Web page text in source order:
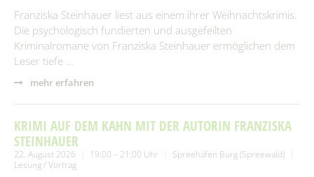
Franziska Steinhauer liest aus einem ihrer Weihnachtskrimis.
Die psychologisch fundierten und ausgefeilten
Kriminalromane von Franziska Steinhauer ermöglichen dem
Leser tiefe …
mehr erfahren
KRIMI AUF DEM KAHN MIT DER AUTORIN FRANZISKA
STEINHAUER
22. August 2026 19:00 – 21:00 Uhr
Spreehafen Burg (Spreewald)
Lesung / Vortrag